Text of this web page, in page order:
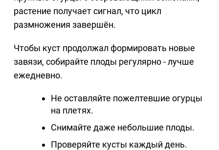
растение получает сигнал, что цикл
размножения завершён.
Чтобы куст продолжал формировать новые
завязи, собирайте плоды регулярно - лучше
ежедневно.
Не оставляйте пожелтевшие огурцы
на плетях.
Снимайте даже небольшие плоды.
Проверяйте кусты каждый день.